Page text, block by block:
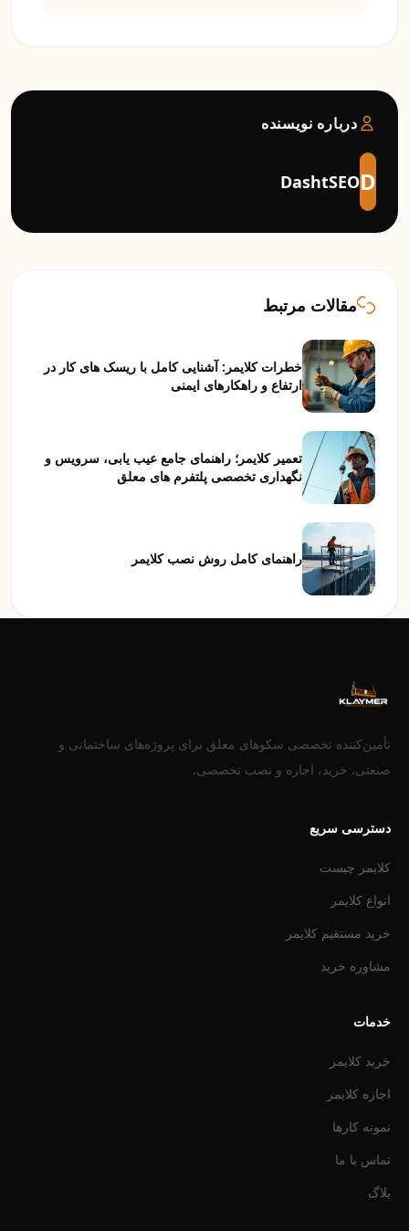
درباره نویسنده
D
DashtSEO
مقالات مرتبط
خطرات کلایمر: آشنایی کامل با ریسک های کار در
ارتفاع و راهکارهای ایمنی
تعمیر کلایمر؛ راهنمای جامع عیب یابی، سرویس و
نگهداری تخصصی پلتفرم های معلق
راهنمای کامل روش نصب کلایمر
تأمین‌کننده تخصصی سکوهای معلق برای پروژه‌های ساختمانی و
صنعتی. خرید، اجاره و نصب تخصصی.
دسترسی سریع
کلایمر چیست
انواع کلایمر
خرید مستقیم کلایمر
مشاوره خرید
خدمات
خرید کلایمر
اجاره کلایمر
نمونه کارها
تماس با ما
بلاگ